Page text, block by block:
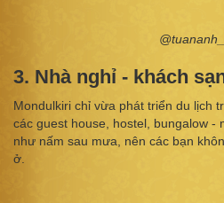
3. Nhà nghỉ - khách
Mondulkiri chỉ vừa phát triển du lịch
các guest house, hostel, bungalow -
như nấm sau mưa, nên các bạn
ở.